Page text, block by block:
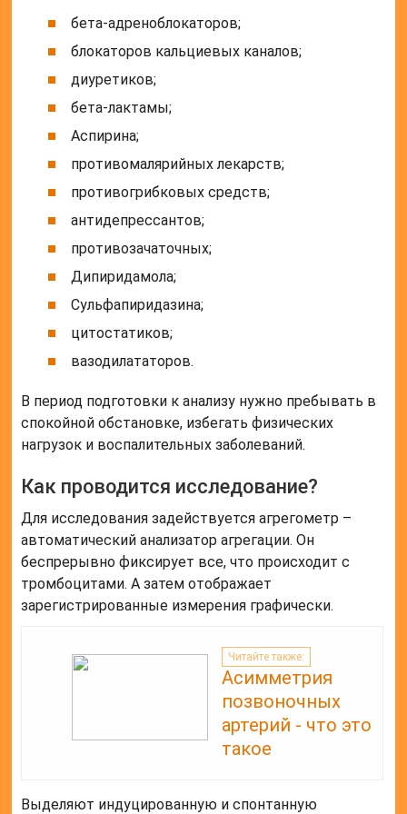
бета-адреноблокаторов;
блокаторов кальциевых каналов;
диуретиков;
бета-лактамы;
Аспирина;
противомалярийных лекарств;
противогрибковых средств;
антидепрессантов;
противозачаточных;
Дипиридамола;
Сульфапиридазина;
цитостатиков;
вазодилататоров.
В период подготовки к анализу нужно пребывать в
спокойной обстановке, избегать физических
нагрузок и воспалительных заболеваний.
Как проводится исследование?
Для исследования задействуется агрегометр –
автоматический анализатор агрегации. Он
беспрерывно фиксирует все, что происходит с
тромбоцитами. А затем отображает
зарегистрированные измерения графически.
Читайте также:
Асимметрия
позвоночных
артерий - что это
такое
Выделяют индуцированную и спонтанную